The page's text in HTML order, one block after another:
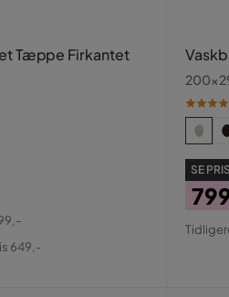
Tæppe Firkantet
649,-
SE
Pris